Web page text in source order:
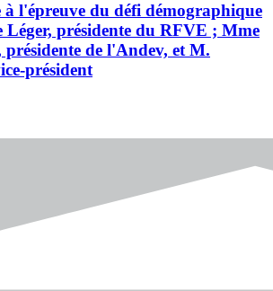
à l'épreuve du défi démographique
Léger, présidente du RFVE ; Mme
de l'Andev, et M.
président